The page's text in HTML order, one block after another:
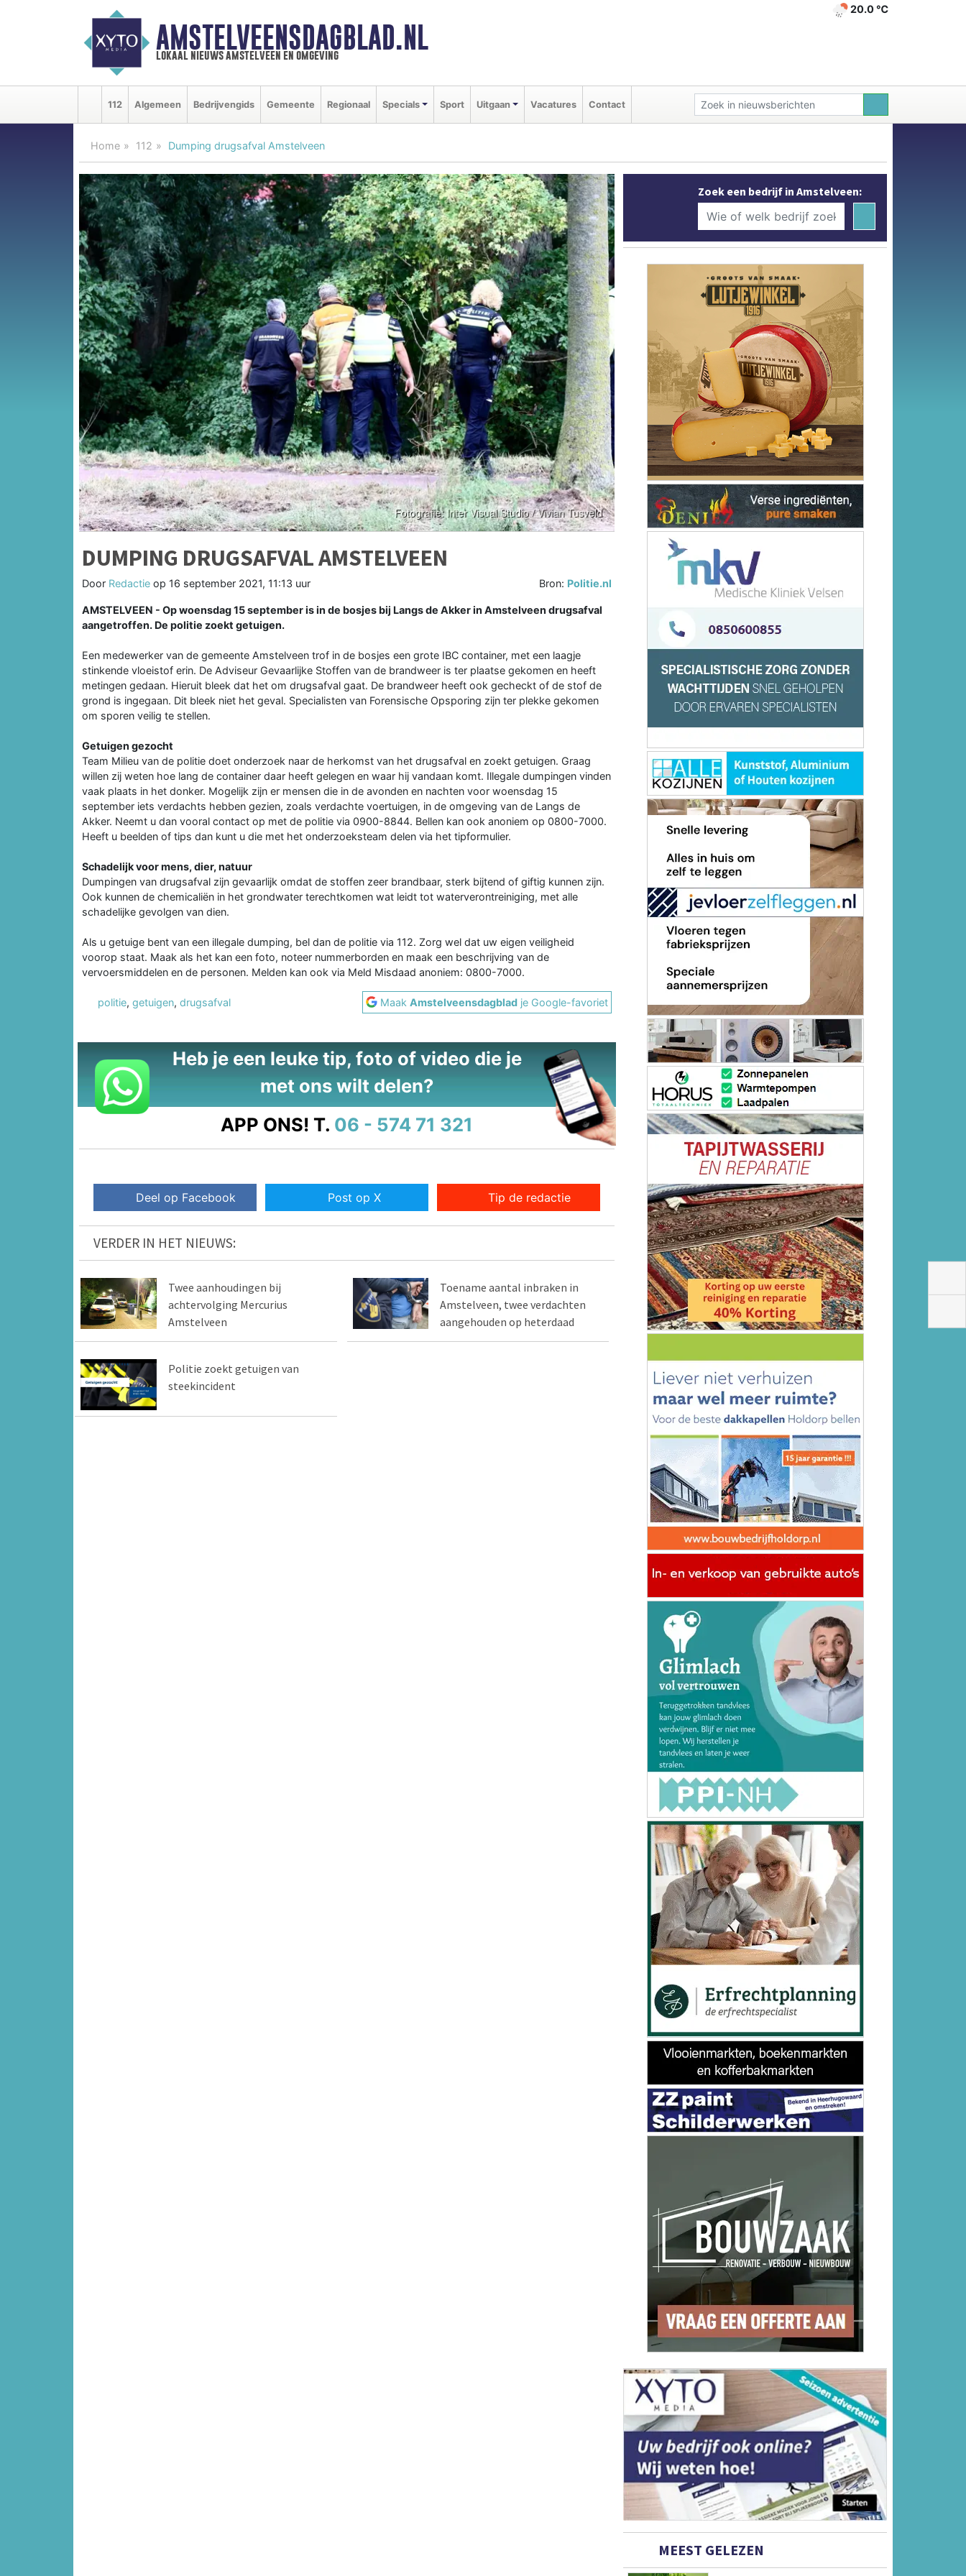
AMSTELVEENSDAGBLAD.NL
lokaal nieuws amstelveen en omgeving
20.0 ℃
112 Algemeen Bedrijvengids Gemeente Regionaal Specials Sport Uitgaan Vacatures Contact
Home 112 Dumping drugsafval Amstelveen
DUMPING DRUGSAFVAL AMSTELVEEN
Door Redactie op 16 september 2021, 11:13 uur Bron: Politie.nl
AMSTELVEEN - Op woensdag 15 september is in de bosjes bij Langs de Akker in Amstelveen drugsafval
aangetroffen. De politie zoekt getuigen.
Een medewerker van de gemeente Amstelveen trof in de bosjes een grote IBC container, met een laagje
stinkende vloeistof erin. De Adviseur Gevaarlijke Stoffen van de brandweer is ter plaatse gekomen en heeft
metingen gedaan. Hieruit bleek dat het om drugsafval gaat. De brandweer heeft ook gecheckt of de stof de
grond is ingegaan. Dit bleek niet het geval. Specialisten van Forensische Opsporing zijn ter plekke gekomen
om sporen veilig te stellen.
Getuigen gezocht
Team Milieu van de politie doet onderzoek naar de herkomst van het drugsafval en zoekt getuigen. Graag
willen zij weten hoe lang de container daar heeft gelegen en waar hij vandaan komt. Illegale dumpingen vinden
vaak plaats in het donker. Mogelijk zijn er mensen die in de avonden en nachten voor woensdag 15
september iets verdachts hebben gezien, zoals verdachte voertuigen, in de omgeving van de Langs de
Akker. Neemt u dan vooral contact op met de politie via 0900-8844. Bellen kan ook anoniem op 0800-7000.
Heeft u beelden of tips dan kunt u die met het onderzoeksteam delen via het tipformulier.
Schadelijk voor mens, dier, natuur
Dumpingen van drugsafval zijn gevaarlijk omdat de stoffen zeer brandbaar, sterk bijtend of giftig kunnen zijn.
Ook kunnen de chemicaliën in het grondwater terechtkomen wat leidt tot waterverontreiniging, met alle
schadelijke gevolgen van dien.
Als u getuige bent van een illegale dumping, bel dan de politie via 112. Zorg wel dat uw eigen veiligheid
voorop staat. Maak als het kan een foto, noteer nummerborden en maak een beschrijving van de
vervoersmiddelen en de personen. Melden kan ook via Meld Misdaad anoniem: 0800-7000.
politie, getuigen, drugsafval MaakAmstelveensdagblad je Google-favoriet
Heb je een leuke tip, foto of video die je
met ons wilt delen?
APP ONS! T. 06 - 574 71 321
Deel op Facebook Post op X Tip de redactie
VERDER IN HET NIEUWS:
Twee aanhoudingen bij
achtervolging Mercurius
Amstelveen
Toename aantal inbraken in
Amstelveen, twee verdachten
aangehouden op heterdaad
Politie zoekt getuigen van
steekincident
Zoek een bedrijf in Amstelveen:
MEEST GELEZEN